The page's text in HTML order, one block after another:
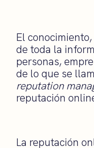
El
de toda la
personas,
de lo que se
reputation
reputación
La reputación